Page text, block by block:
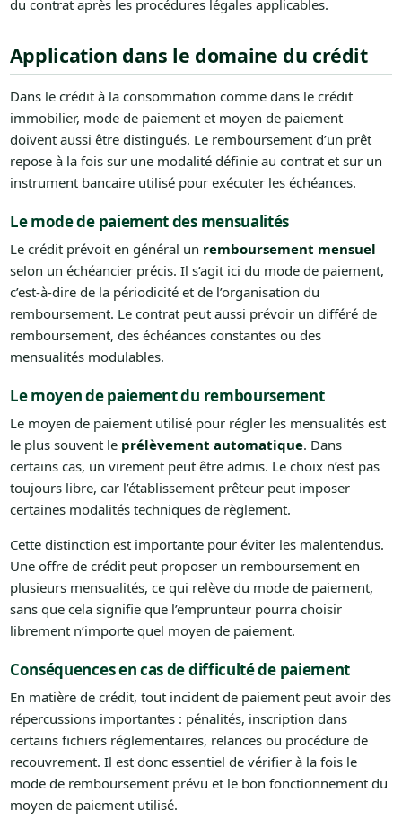
du contrat après les procédures légales applicables.
Application dans le domaine du crédit
Dans le crédit à la consommation comme dans le crédit
immobilier, mode de paiement et moyen de paiement
doivent aussi être distingués. Le remboursement d’un prêt
repose à la fois sur une modalité définie au contrat et sur un
instrument bancaire utilisé pour exécuter les échéances.
Le mode de paiement des mensualités
Le crédit prévoit en général un remboursement mensuel
selon un échéancier précis. Il s’agit ici du mode de paiement,
c’est-à-dire de la périodicité et de l’organisation du
remboursement. Le contrat peut aussi prévoir un différé de
remboursement, des échéances constantes ou des
mensualités modulables.
Le moyen de paiement du remboursement
Le moyen de paiement utilisé pour régler les mensualités est
le plus souvent le prélèvement automatique. Dans
certains cas, un virement peut être admis. Le choix n’est pas
toujours libre, car l’établissement prêteur peut imposer
certaines modalités techniques de règlement.
Cette distinction est importante pour éviter les malentendus.
Une offre de crédit peut proposer un remboursement en
plusieurs mensualités, ce qui relève du mode de paiement,
sans que cela signifie que l’emprunteur pourra choisir
librement n’importe quel moyen de paiement.
Conséquences en cas de difficulté de paiement
En matière de crédit, tout incident de paiement peut avoir des
répercussions importantes : pénalités, inscription dans
certains fichiers réglementaires, relances ou procédure de
recouvrement. Il est donc essentiel de vérifier à la fois le
mode de remboursement prévu et le bon fonctionnement du
moyen de paiement utilisé.